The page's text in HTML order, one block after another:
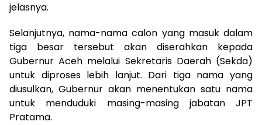
jelasnya.
Selanjutnya, nama-nama calon yang masuk dalam
tiga besar tersebut akan diserahkan kepada
Gubernur Aceh melalui Sekretaris Daerah (Sekda)
untuk diproses lebih lanjut. Dari tiga nama yang
diusulkan, Gubernur akan menentukan satu nama
untuk menduduki masing-masing jabatan JPT
Pratama.